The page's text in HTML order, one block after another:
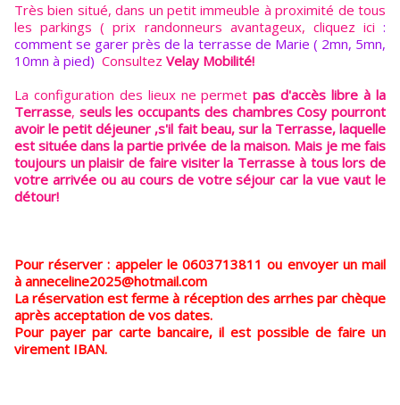
Très bien situé, dans un petit immeuble à proximité de tous
les parkings ( prix randonneurs avantageux, cliquez ici :
comment se garer près de la terrasse de Marie ( 2mn, 5mn,
10mn à pied) Consultez Velay Mobilité!
La configuration des lieux ne permet pas d'accès libre à la
Terrasse, seuls les occupants des chambres Cosy pourront
avoir le petit déjeuner ,s'il fait beau, sur la Terrasse, laquelle
est située dans la partie privée de la maison. Mais je me fais
toujours un plaisir de faire visiter la Terrasse à tous lors de
votre arrivée ou au cours de votre séjour car la vue vaut le
détour!
Pour réserver : appeler le 0603713811 ou envoyer un mail
à anneceline2025@hotmail.com
La réservation est ferme à réception des arrhes par chèque
après acceptation de vos dates.
Pour payer par carte bancaire, il est possible de faire un
virement IBAN.